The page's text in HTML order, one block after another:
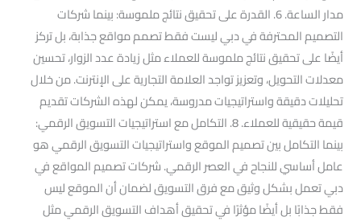
مدار الساعة. 6. القدرة على تحقيق نتائج ملموسة: بينما شركات
التصميم المحترفة في دبي ليست فقط تصمم مواقع جذابة، بل تركز
أيضًا على تحقيق نتائج ملموسة للعملاء مثل زيادة عدد الزوار، تحسين
معدلات التحويل، وتعزيز تواجد العلامة التجارية على الإنترنت. من خلال
تحليلات دقيقة واستراتيجيات مدروسة، يمكن لهذه الشركات تقديم
قيمة حقيقية للعملاء. 8. التكامل مع استراتيجيات التسويق الرقمي:
بينما التكامل بين تصميم الموقع واستراتيجيات التسويق الرقمي هو
عامل أساسي للنجاح في العصر الرقمي. شركات تصميم المواقع في
دبي تعمل بشكل وثيق مع فرق التسويق لضمان أن الموقع ليس
فقط جذابًا بل أيضًا مؤثرًا في تحقيق أهداف التسويق الرقمي مثل